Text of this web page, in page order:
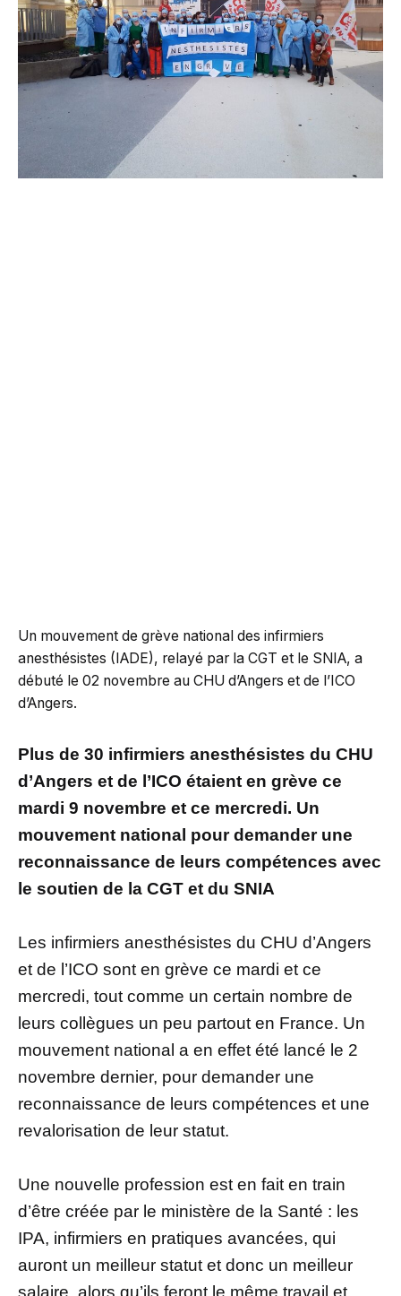
Un mouvement de grève national des infirmiers
anesthésistes (IADE), relayé par la CGT et le SNIA, a
débuté le 02 novembre au CHU d’Angers et de l’ICO
d’Angers.
Plus de 30 infirmiers anesthésistes du CHU
d’Angers et de l’ICO étaient en grève ce
mardi 9 novembre et ce mercredi. Un
mouvement national pour demander une
reconnaissance de leurs compétences avec
le soutien de la CGT et du SNIA
Les infirmiers anesthésistes du CHU d’Angers
et de l’ICO sont en grève ce mardi et ce
mercredi, tout comme un certain nombre de
leurs collègues un peu partout en France. Un
mouvement national a en effet été lancé le 2
novembre dernier, pour demander une
reconnaissance de leurs compétences et une
revalorisation de leur statut.
Une nouvelle profession est en fait en train
d’être créée par le ministère de la Santé : les
IPA, infirmiers en pratiques avancées, qui
auront un meilleur statut et donc un meilleur
salaire, alors qu’ils feront le même travail et